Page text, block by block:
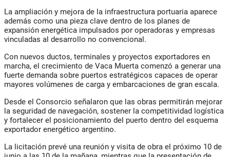
La ampliación y mejora de la infraestructura portuaria aparece
además como una pieza clave dentro de los planes de
expansión energética impulsados por operadoras y empresas
vinculadas al desarrollo no convencional.
Con nuevos ductos, terminales y proyectos exportadores en
marcha, el crecimiento de Vaca Muerta comenzó a generar una
fuerte demanda sobre puertos estratégicos capaces de operar
mayores volúmenes de carga y embarcaciones de gran escala.
Desde el Consorcio señalaron que las obras permitirán mejorar
la seguridad de navegación, sostener la competitividad logística
y fortalecer el posicionamiento del puerto dentro del esquema
exportador energético argentino.
La licitación prevé una reunión y visita de obra el próximo 10 de